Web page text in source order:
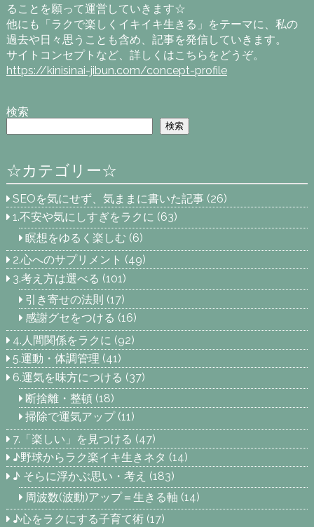
ることを願って運営していきます☆
他にも「ラクで楽しくイキイキ生きる」をテーマに、私の
過去や日々思うことも含め、記事を発信していきます。
サイトコンセプトなど、詳しくはこちらをどうぞ。
https://kinisinai-jibun.com/concept-profile
検索
検索
☆カテゴリー☆
SEOを気にせず、気ままに書いた記事 (26)
1.不安や気にしすぎをラクに (63)
瞑想をゆるく楽しむ (6)
2.心へのサプリメント (49)
3.考え方は選べる (101)
引き寄せの法則 (17)
感謝グセをつける (16)
4.人間関係をラクに (92)
5.運動・体調管理 (41)
6.運気を味方につける (37)
断捨離・整頓(18)
掃除で運気アップ(11)
7.「楽しい」を見つける (47)
♪野球からラク楽イキ生きネタ (14)
♪ そらに浮かぶ思い・考え (183)
周波数(波動)アップ＝生きる軸 (14)
♪心をラクにする子育て術 (17)